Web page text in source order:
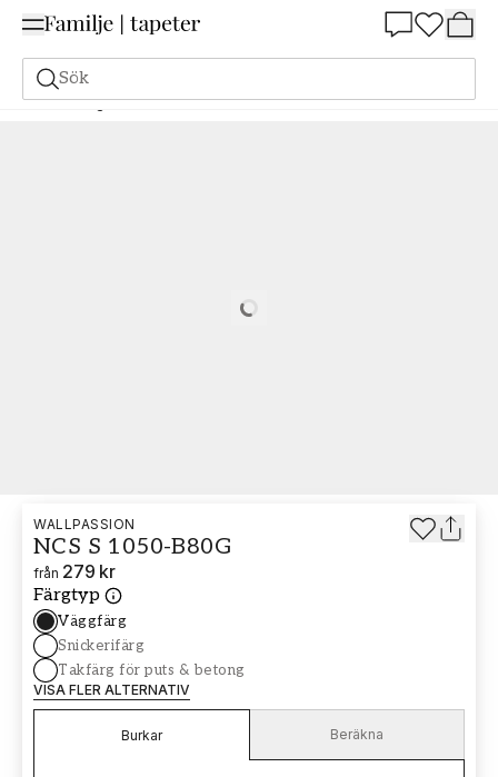
Sök
Målarfärg Beställ utifrån NCS Beställ utifrån NCS 1050-B80G
Loading…
WALLPASSION
NCS S 1050-B80G
från 279 kr
Färgtyp
Väggfärg
Snickerifärg
Takfärg för puts & betong
VISA FLER ALTERNATIV
Burkar Beräkna